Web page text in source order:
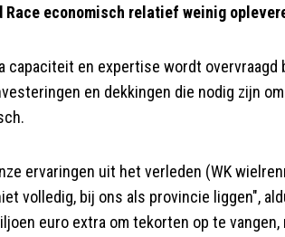
economisch relatief weinig
en expertise wordt overvraagd
en dekkingen die nodig zijn
ervaringen uit het verleden (WK
volledig, bij ons als provincie liggen",
euro extra om tekorten op te vangen,